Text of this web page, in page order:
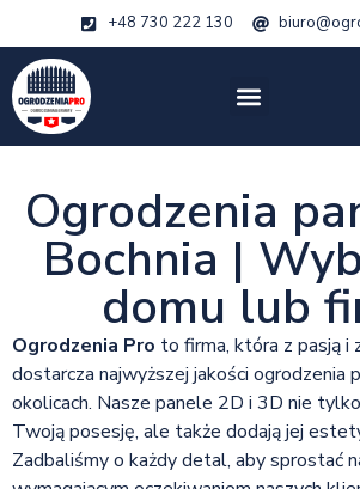
+48 730 222 130
Ogrodzenia
Bochnia |
domu lub
Ogrodzenia Pro to firma, która z pasją i
dostarcza najwyższej jakości ogrodzenia
okolicach. Nasze panele 2D i 3D nie
Twoją posesję, ale także dodają jej
Zadbaliśmy o każdy detal, aby sprostać